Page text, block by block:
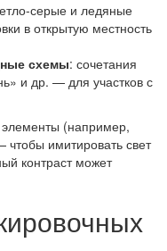
серые и ледяные
в открытую местность
схемы: сочетания
и др. — для участков с
(например,
имитировать свет
контраст может